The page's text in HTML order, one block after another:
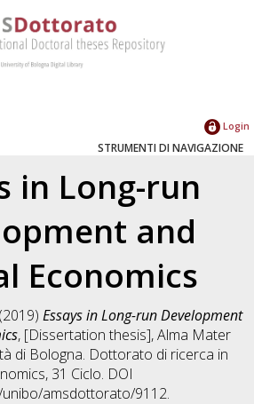
Login
STRUMENTI DI NAVIGAZIONE
in Long-run
and
Economics
Essays in Long-run Development
, [Dissertation thesis], Alma Mater
di Bologna. Dottorato di ricerca in
, 31 Ciclo. DOI
unibo/amsdottorato/9112.